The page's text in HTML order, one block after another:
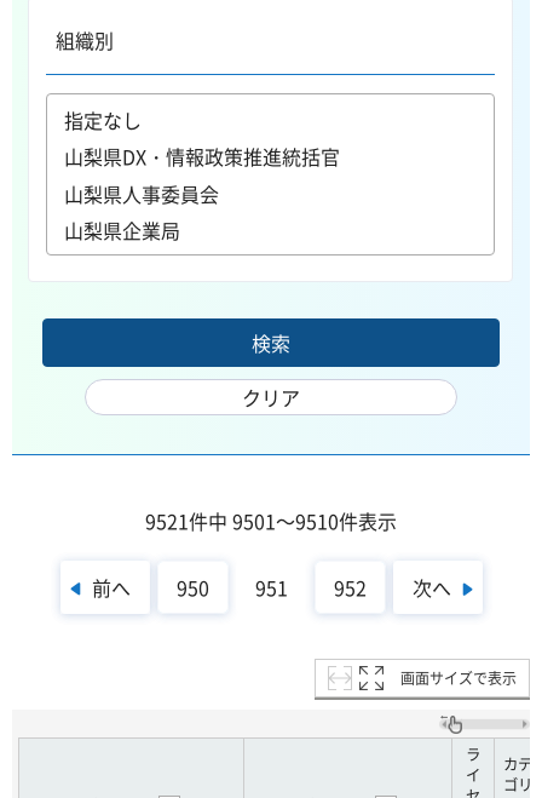
組織別
9521件中 9501～9510件表示
前へ 950 951 952 次へ
画面サイズで表示
ラ
イ
カテ
ゴリ